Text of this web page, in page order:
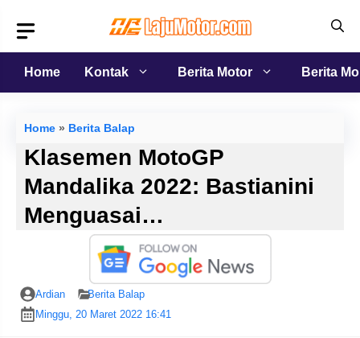
isi
Home
Kontak Berita Motor Berita
Home » Berita Balap
Klasemen MotoGP
Mandalika 2022: Bastianini
Menguasai…
Ardian
Berita Balap
Minggu, 20 Maret 2022 16:41